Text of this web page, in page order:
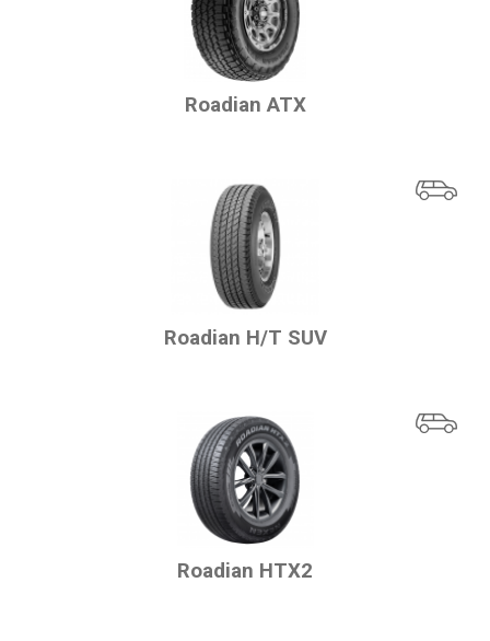
Roadian ATX
Roadian H/T SUV
Roadian HTX2